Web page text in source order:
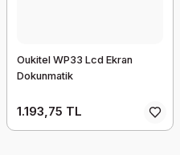
Oukitel WP33 Lcd Ekran
Dokunmatik
1.193,75 TL